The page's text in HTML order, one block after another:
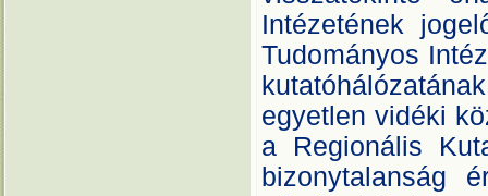
Intézetének
Tudományos
egyetlen vidéki
a Regionális
bizonytalanság